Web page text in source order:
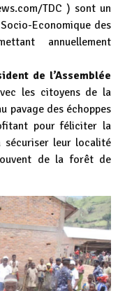
TDC ) sont un
Economique des
annuellement
de l’Assemblée
les citoyens de la
pavage des échoppes
pour féliciter la
sécuriser leur localité
de la forêt de